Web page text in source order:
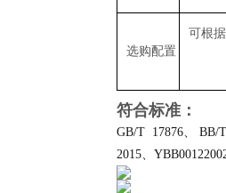
选购配置
可根
符合标准：
GB/T 17876、
2015、